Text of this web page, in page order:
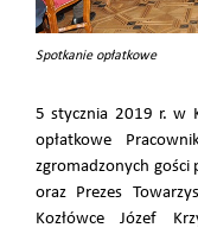
Spotkanie opłatkowe
5 stycznia 2019 r. w
opłatkowe
zgromadzonych gości
oraz Prezes
Kozłówce Józef